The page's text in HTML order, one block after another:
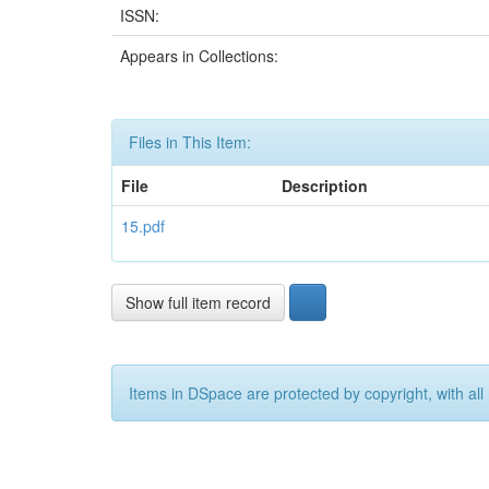
ISSN:
Appears in Collections:
Files in This Item:
File
Description
15.pdf
Show full item record
Items in DSpace are protected by copyright, with